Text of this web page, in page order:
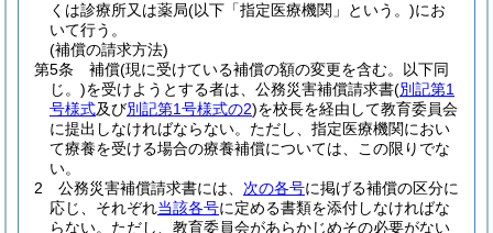
くは診療所又は薬局(以下「指定医療機関」という。)にお
いて行う。
(補償の請求方法)
第5条
補償(現に受けている補償の額の変更を含む。以下同
じ。)を受けようとする者は、公務災害補償請求書(別記第1
号様式及び別記第1号様式の2)を校長を経由して教育委員会
に提出しなければならない。 ただし、指定医療機関におい
て療養を受ける場合の療養補償については、この限りでな
い。
2
公務災害補償請求書には、 次の各号に掲げる補償の区分に
応じ、それぞれ当該各号に定める書類を添付しなければな
らない。 ただし、教育委員会があらかじめその必要がない